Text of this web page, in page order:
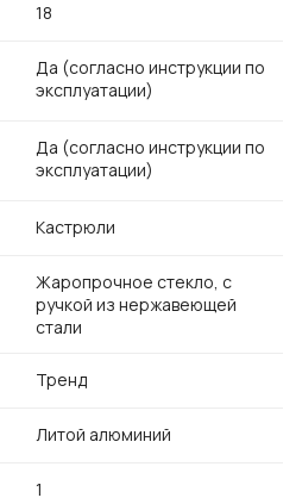
18
Да (согласно инструкции по
эксплуатации)
Да (согласно инструкции по
эксплуатации)
Кастрюли
Жаропрочное стекло, с
ручкой из нержавеющей
стали
Тренд
Литой алюминий
1